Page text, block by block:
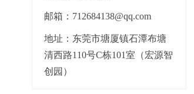
邮箱：712684138@qq.com
地址：东莞市塘厦镇石潭布塘
清西路110号C栋101室（宏源智
创园）